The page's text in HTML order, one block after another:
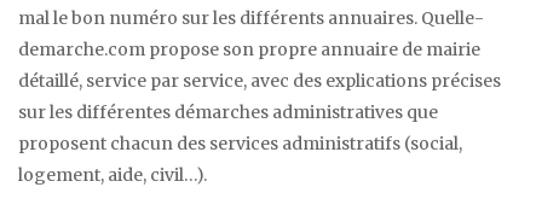
mal le bon numéro sur les différents annuaires. Quelle-
demarche.com propose son propre annuaire de mairie
détaillé, service par service, avec des explications précises
sur les différentes démarches administratives que
proposent chacun des services administratifs (social,
logement, aide, civil…).